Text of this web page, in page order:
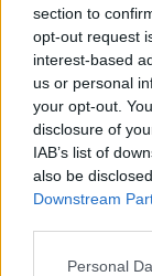
section to
opt-out request
interest-based
us or personal
your opt-out.
disclosure of
IAB’s list of
also be
Downstream
Personal